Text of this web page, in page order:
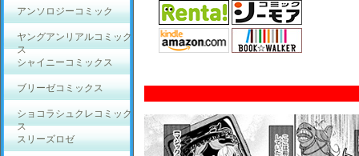
アンソロジーコミック
ヤングアンリアルコミック
ス
シャイニーコミックス
ブリーゼコミックス
ショコラシュクレコミック
ス
スリーズロゼ